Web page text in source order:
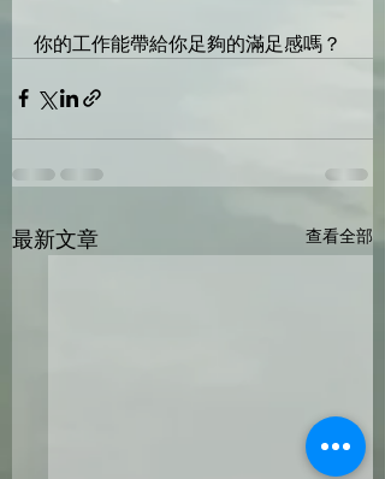
你的工作能帶給你足夠的滿足感嗎？
最新文章 查看全部